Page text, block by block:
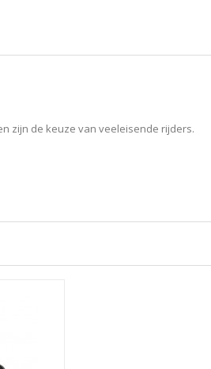
zijn de keuze van veeleisende rijders.